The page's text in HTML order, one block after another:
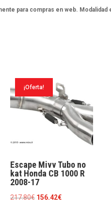
para compras en web. Modalidad
¡Oferta!
Escape Mivv Tubo no
kat Honda CB 1000 R
2008-17
217.80€ El
156.42€El